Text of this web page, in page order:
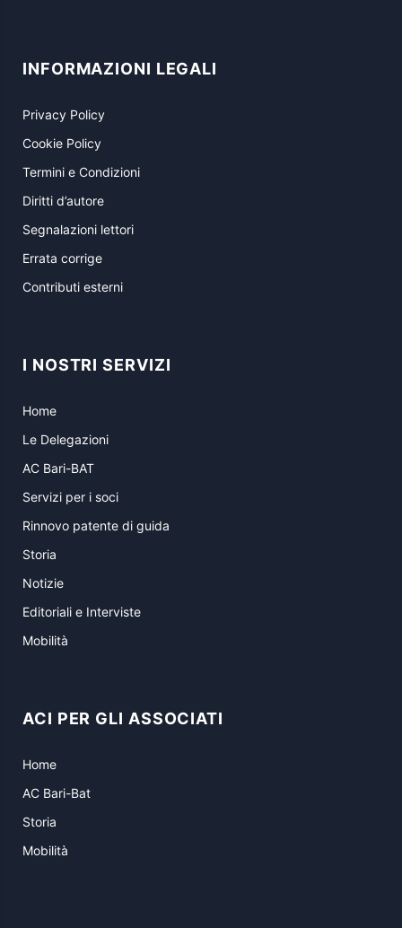
INFORMAZIONI LEGALI
Privacy Policy
Cookie Policy
Termini e Condizioni
Diritti d’autore
Segnalazioni lettori
Errata corrige
Contributi esterni
I NOSTRI SERVIZI
Home
Le Delegazioni
AC Bari-BAT
Servizi per i soci
Rinnovo patente di guida
Storia
Notizie
Editoriali e Interviste
Mobilità
ACI PER GLI ASSOCIATI
Home
AC Bari-Bat
Storia
Mobilità